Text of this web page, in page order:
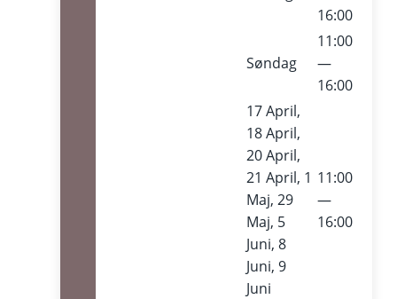
16:00
Søndag
11:00
—
16:00
17 April,
18 April,
20 April,
21 April, 1
Maj, 29
Maj, 5
Juni, 8
Juni, 9
Juni
11:00
—
16:00